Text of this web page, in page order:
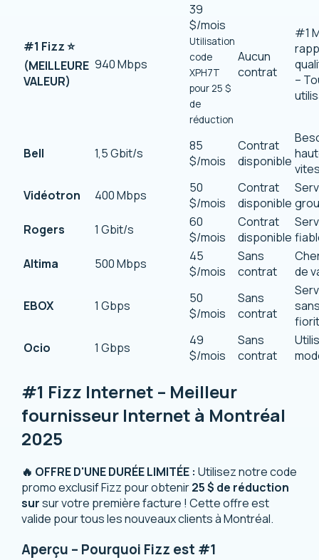
#1 Fizz ⭐
(MEILLEURE
VALEUR)
940 Mbps
39
$/mois
Utilisation
code
XPH7T
pour 25 $
de
réduction
Aucun
contrat
#1
–
Bell 1,5 Gbit/s
85
$/mois
Contrat
disponible
Vidéotron
400 Mbps
50
$/mois
Contrat
disponible
Rogers
1 Gbit/s
60
$/mois
Contrat
disponible
Altima
500 Mbps
45
$/mois
Sans
contrat
de
EBOX 1 Gbps
50
$/mois
Sans
contrat
Ocio
1 Gbps
49
$/mois
Sans
contrat
#1 Fizz Internet – Meilleur
fournisseur Internet à Montréal
2025
🔥 OFFRE D'UNE DURÉE LIMITÉE : Utilisez notre code
promo exclusif Fizz pour obtenir25 $ de réduction
sursur votre première facture ! Cette offre est
valide pour tous les nouveaux clients à Montréal.
Aperçu – Pourquoi Fizz est #1